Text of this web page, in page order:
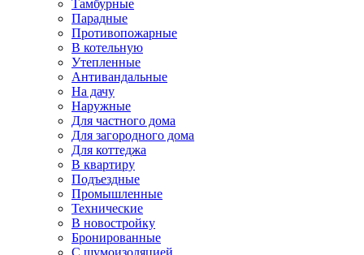
Тамбурные
Парадные
Противопожарные
В котельную
Утепленные
Антивандальные
На дачу
Наружные
Для частного дома
Для загородного дома
Для коттеджа
В квартиру
Подъездные
Промышленные
Технические
В новостройку
Бронированные